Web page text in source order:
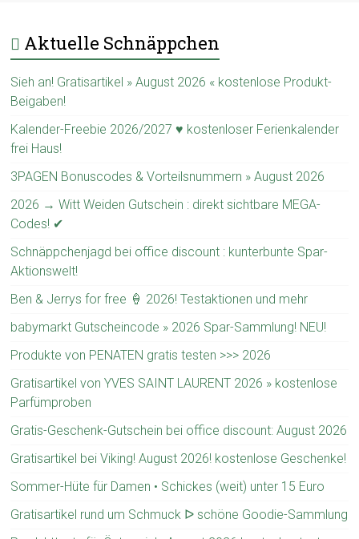
Aktuelle Schnäppchen
Sieh an! Gratisartikel » August 2026 « kostenlose Produkt-
Beigaben!
Kalender-Freebie 2026/2027 ♥ kostenloser Ferienkalender
frei Haus!
3PAGEN Bonuscodes & Vorteilsnummern » August 2026
2026 → Witt Weiden Gutschein : direkt sichtbare MEGA-
Codes! ✔
Schnäppchenjagd bei office discount : kunterbunte Spar-
Aktionswelt!
Ben & Jerrys for free 🍦 2026! Testaktionen und mehr
babymarkt Gutscheincode » 2026 Spar-Sammlung! NEU!
Produkte von PENATEN gratis testen >>> 2026
Gratisartikel von YVES SAINT LAURENT 2026 » kostenlose
Parfümproben
Gratis-Geschenk-Gutschein bei office discount: August 2026
Gratisartikel bei Viking! August 2026! kostenlose Geschenke!
Sommer-Hüte für Damen • Schickes (weit) unter 15 Euro
Gratisartikel rund um Schmuck ᐅ schöne Goodie-Sammlung